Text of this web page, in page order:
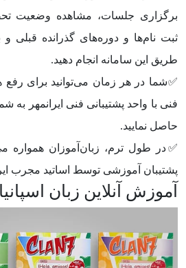
برگزاری جلسات، مشاهده وضعیت
ثبت نام‌ها و دوره‌های گذرانده قبلی و
طریق این سامانه انجام دهید.
✅شما در هر زمان می‌توانید برای
حاصل نمایید.
✅در طول ترم، زبان‌آموزان همواره
پشتیبان آموزشی توسط اساتید مجرب
آموزش آنلاین زبان